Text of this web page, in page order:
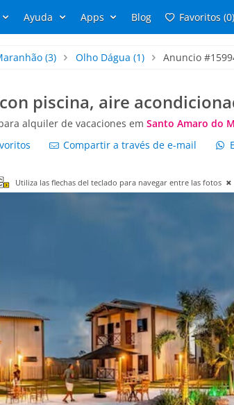
Ayuda Apps Blog Favoritos (0)
(3) Olho Dágua (1) Anuncio
piscina, aire
alquiler de vacaciones em Santo Amaro do
Compartir a través de e-mail
Utiliza las flechas del teclado para navegar entre las fotos